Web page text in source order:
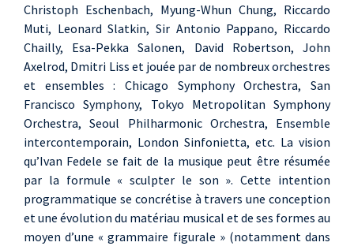
Christoph Eschenbach, Myung-Whun Chung, Riccardo
Muti, Leonard Slatkin, Sir Antonio Pappano, Riccardo
Chailly, Esa-Pekka Salonen, David Robertson, John
Axelrod, Dmitri Liss et jouée par de nombreux orchestres
et ensembles : Chicago Symphony Orchestra, San
Francisco Symphony, Tokyo Metropolitan Symphony
Orchestra, Seoul Philharmonic Orchestra, Ensemble
intercontemporain, London Sinfonietta, etc. La vision
qu’Ivan Fedele se fait de la musique peut être résumée
par la formule « sculpter le son ». Cette intention
programmatique se concrétise à travers une conception
et une évolution du matériau musical et de ses formes au
moyen d’une « grammaire figurale » (notamment dans